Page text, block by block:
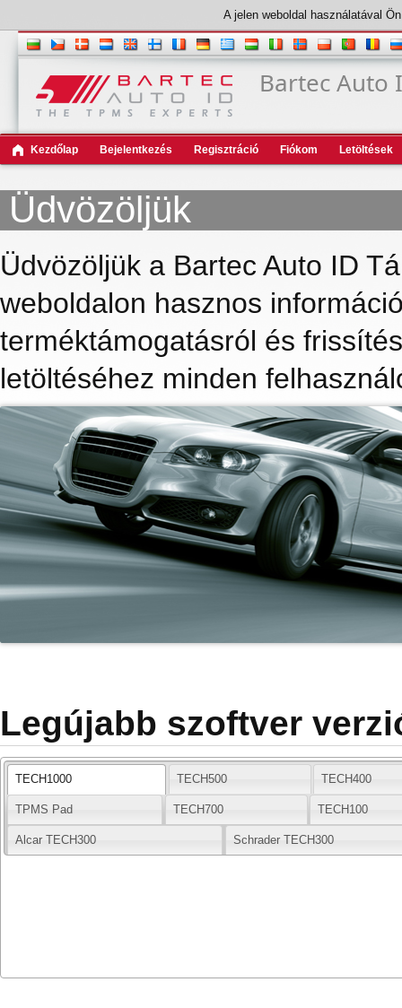
A jelen weboldal használatával
Bartec Auto
Kezdőlap Bejelentkezés Regisztráció Fiókom Letöltések
Üdvözöljük
Üdvözöljük a Bartec Auto ID
weboldalon hasznos
terméktámogatásról és
letöltéséhez minden
Legújabb szoftver
TECH1000 TECH500 TECH400
TPMS Pad TECH700 TECH100
Alcar TECH300 Schrader TECH300